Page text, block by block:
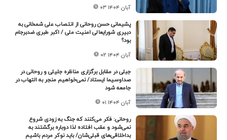
۰۳ آبان ۱۴۰۴
پشیمانی حسن روحانی از انتصاب علی شمخانی به
دبیری شورایعالی امنیت ملی / اکبر طبری ضدبرجام
بود؟
۰۲ آبان ۱۴۰۴
جبلی در مقابل برگزاری مناظره جلیلی و روحانی در
صداوسیما ایستاد/ نمی‌خواهیم منجر به التهاب در
جامعه شود
۰۱ آبان ۱۴۰۴
روحانی: فکر می‌کنند که جنگ به زودی شروع
نمی‌شود و عقب افتاده لذا دوباره برگشتند به
بداخلاقی‌های قبلی‌شان/ باید نوکر مردم باشیم